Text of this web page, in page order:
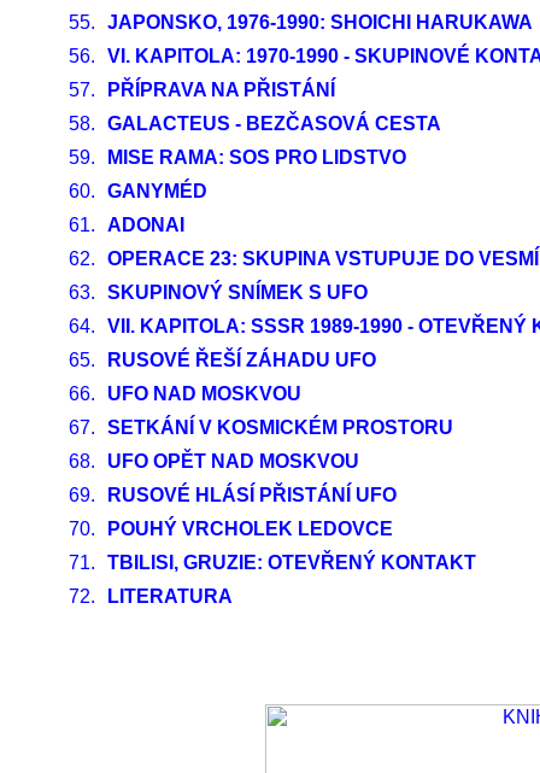
55.
JAPONSKO, 1976-1990: SHOICHI HARUKAWA
56.
VI. KAPITOLA: 1970-1990 - SKUPINOVÉ
57.
PŘÍPRAVA NA PŘISTÁNÍ
58.
GALACTEUS - BEZČASOVÁ CESTA
59.
MISE RAMA: SOS PRO LIDSTVO
60.
GANYMÉD
61.
ADONAI
62.
OPERACE 23: SKUPINA VSTUPUJE DO
63.
SKUPINOVÝ SNÍMEK S UFO
64.
VII. KAPITOLA: SSSR 1989-1990 - OTEVŘENÝ
65.
RUSOVÉ ŘEŠÍ ZÁHADU UFO
66.
UFO NAD MOSKVOU
67.
SETKÁNÍ V KOSMICKÉM PROSTORU
68.
UFO OPĚT NAD MOSKVOU
69.
RUSOVÉ HLÁSÍ PŘISTÁNÍ UFO
70.
POUHÝ VRCHOLEK LEDOVCE
71.
TBILISI, GRUZIE: OTEVŘENÝ KONTAKT
72.
LITERATURA